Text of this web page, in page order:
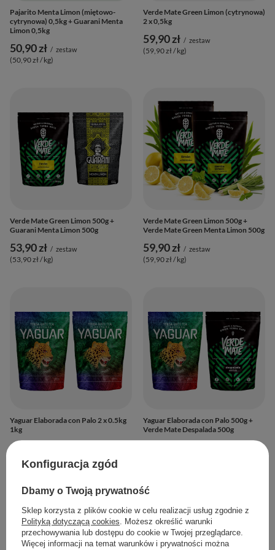
Pajarito Menta Limon (miętowo-
cytrynowa) 0,5kg + Guarani Menta
Limon 0,5kg
50,90 zł / zestaw
(50,90 zł / kg)
Verde Mate Green Limon (cytrynowa)
2 x 0,5kg
59,90 zł / zestaw
(59,90 zł / kg)
Verde Mate Green Limon 500g +
Guarani Menta Limon 500g
53,90 zł / zestaw
(53,90 zł / kg)
Verde Mate Green Limon 500g +
Verde Mate Green Menta Limon 500g
59,90 zł / zestaw
(59,90 zł / kg)
Yaguar Elaborada con Palo 2 x 0.5kg
1kg
43,90 zł
(43,90 zł / kg
Yaguar Elaborada con Palo 500g +
Verde Mate Despalada 500g
Konfiguracja zgód
Dbamy o Twoją prywatność
Sklep korzysta z plików cookie w celu realizacji usług zgodnie z
Polityką dotyczącą cookies . Możesz określić warunki
przechowywania lub dostępu do cookie w Twojej przeglądarce.
Więcej informacji na temat warunków i prywatności można